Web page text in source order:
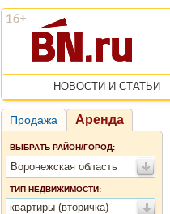
НОВОСТИ И СТАТЬИ
Продажа Аренда
ВЫБРАТЬ РАЙОН/ГОРОД:
Воронежская область
ТИП НЕДВИЖИМОСТИ:
квартиры (вторичка)